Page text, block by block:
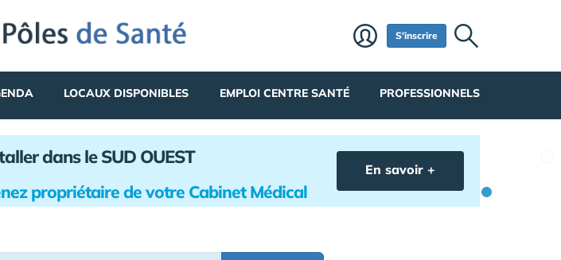
S'inscrire
LOCAUX DISPONIBLES EMPLOI CENTRE SANTÉ PROFESSIONNELS
dans le SUD OUEST
propriétaire de votre Cabinet Médical
En savoir +